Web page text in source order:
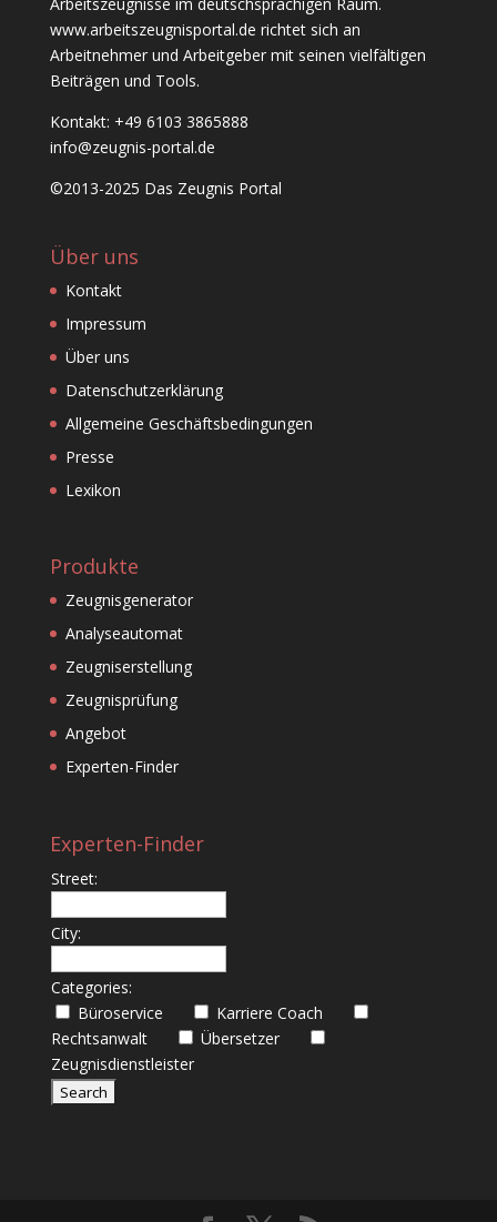
www.arbeitszeugnisportal.de richtet sich an
Arbeitnehmer und Arbeitgeber mit seinen vielfältigen
Beiträgen und Tools.
Kontakt: +49 6103 3865888
info@zeugnis-portal.de
©2013-2025 Das Zeugnis Portal
Über uns
Kontakt
Impressum
Über uns
Datenschutzerklärung
Allgemeine Geschäftsbedingungen
Presse
Lexikon
Produkte
Zeugnisgenerator
Analyseautomat
Zeugniserstellung
Zeugnisprüfung
Angebot
Experten-Finder
Experten-Finder
Street:
City:
Categories:
Büroservice
Karriere Coach
Rechtsanwalt
Übersetzer
Zeugnisdienstleister